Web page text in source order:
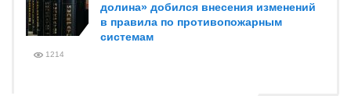
долина» добился внесения изменений
в правила по противопожарным
системам
1214